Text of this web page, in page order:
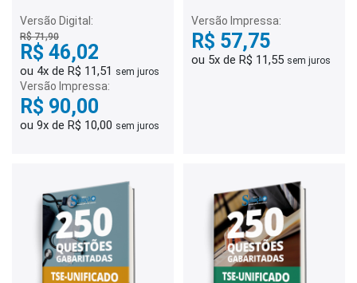
Especialidade: Agente da
Polícia Judicial
Versão Digital:
R$ 71,90
R$ 46,02
ou 4x de R$ 11,51 sem juros
Versão Impressa:
R$ 90,00
ou 9x de R$ 10,00 sem juros
Especializado -
Especialidade: Estatística
- 250 Questões
Gabaritadas
Versão Impressa:
R$ 57,75
ou 5x de R$ 11,55 sem juros